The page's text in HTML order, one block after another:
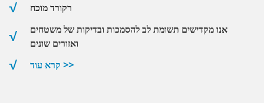
רקורד מוכח
אנו מקדישים תשומת לב להסמכות ובדיקות של משטחים
ואזורים שונים
קרא עוד >>